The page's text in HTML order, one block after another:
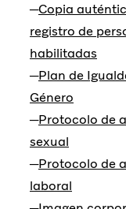
Copia
registro de
habilitadas
Plan de
Género
Protocolo de
sexual
Protocolo de
laboral